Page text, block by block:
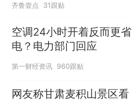
齐鲁壹点 31跟贴
空调24小时开着反而更省
电？电力部门回应
第一财经资讯 960跟贴
网友称甘肃麦积山景区看